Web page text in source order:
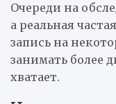
Очереди на
а реальная
запись на
занимать более
хватает.